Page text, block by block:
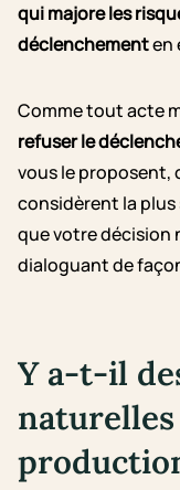
qui majore les
déclenchementen
Comme tout acte
refuser le
vous le proposent,
considèrent la plus
que votre décision
dialoguant de
Y a-t-il